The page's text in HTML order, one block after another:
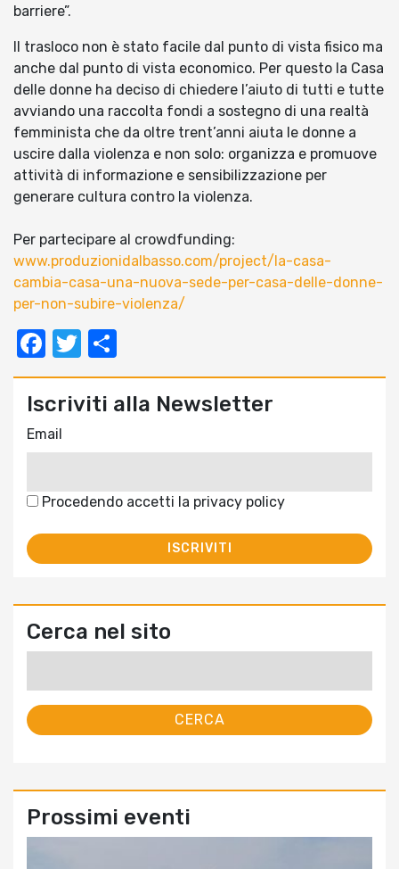
barriere”.
Il trasloco non è stato facile dal punto di vista fisico ma
anche dal punto di vista economico. Per questo la Casa
delle donne ha deciso di chiedere l’aiuto di tutti e tutte
avviando una raccolta fondi a sostegno di una realtà
femminista che da oltre trent’anni aiuta le donne a
uscire dalla violenza e non solo: organizza e promuove
attività di informazione e sensibilizzazione per
generare cultura contro la violenza.
Per partecipare al crowdfunding:
www.produzionidalbasso.com/project/la-casa-
cambia-casa-una-nuova-sede-per-casa-delle-donne-
per-non-subire-violenza/
Facebook
Twitter
Iscriviti alla Newsletter
Email
Procedendo accetti la privacy policy
Cerca nel sito
Prossimi eventi